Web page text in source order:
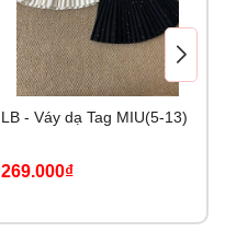
LB - Váy dạ Tag MIU(5-13)
269.000₫